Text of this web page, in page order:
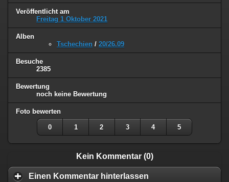
Veröffentlicht am
Freitag 1 Oktober 2021
Alben
Tschechien / 20/26.09
Besuche
2385
Bewertung
noch keine Bewertung
Foto bewerten
0 1 2 3 4 5
Kein Kommentar (0)
Einen Kommentar hinterlassen